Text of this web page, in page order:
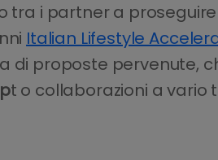
tra i partner a
Italian Lifestyle
di proposte pervenute,
t o collaborazioni a